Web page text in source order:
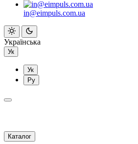
in@eimpuls.com.ua
Українська
Ук
Ук
Ру
Каталог